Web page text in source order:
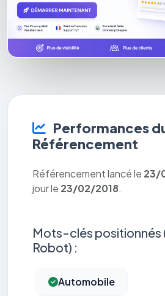
Performances
Référencement
Référencement lancé le 23/
jour le 23/02/2018.
Mots-clés positionnés
Robot) :
Automobile